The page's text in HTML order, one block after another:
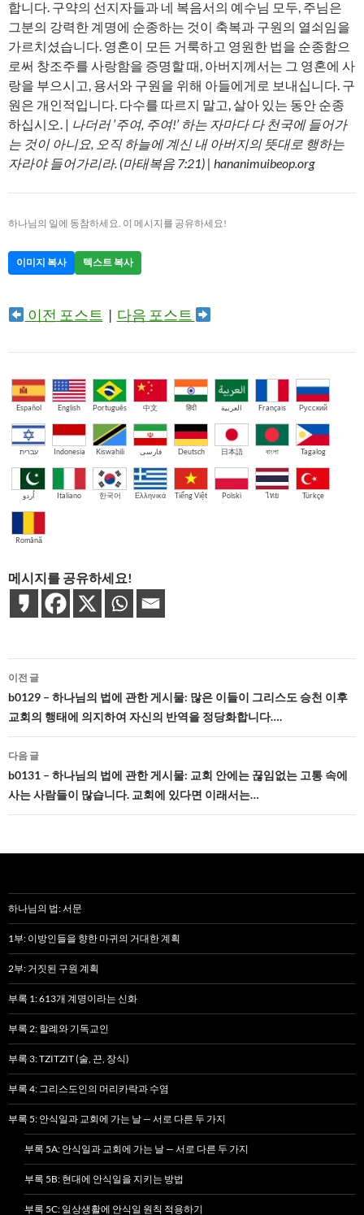
합니다. 구약의 선지자들과 네 복음서의 예수님 모두, 주님은
그분의 강력한 계명에 순종하는 것이 축복과 구원의 열쇠임을
가르치셨습니다. 영혼이 모든 거룩하고 영원한 법을 순종함으
로써 창조주를 사랑함을 증명할 때, 아버지께서는 그 영혼에 사
랑을 부으시고, 용서와 구원을 위해 아들에게로 보내십니다. 구
원은 개인적입니다. 다수를 따르지 말고, 살아 있는 동안 순종
하십시오. | 나더러 ’주여, 주여!’ 하는 자마다 다 천국에 들어가
는 것이 아니요, 오직 하늘에 계신 내 아버지의 뜻대로 행하는
자라야 들어가리라. (마태복음 7:21) | hananimuibeop.org
하나님의 일에 동참하세요. 이 메시지를 공유하세요!
이미지 복사 텍스트 복사
이전 포스트 | 다음 포스트
Español English Português 中文 हिंदी العربية Français Русский
עברית Indonesia Kiswahili فارسی Deutsch 日本語 বাংলা Tagalog
اُردو Italiano 한국어 Ελληνικά Tiếng Việt Polski ไทย Türkçe
Română
메시지를 공유하세요!
글
네
비
게
이
션
이전 글
b0129 – 하나님의 법에 관한 게시물: 많은 이들이 그리스도 승천 이후
교회의 행태에 의지하여 자신의 반역을 정당화합니다….
다음 글
b0131 – 하나님의 법에 관한 게시물: 교회 안에는 끊임없는 고통 속에
사는 사람들이 많습니다. 교회에 있다면 이래서는…
하나님의 법: 서문
1부: 이방인들을 향한 마귀의 거대한 계획
2부: 거짓된 구원 계획
부록 1: 613개 계명이라는 신화
부록 2: 할례와 기독교인
부록 3: TZITZIT (술, 끈, 장식)
부록 4: 그리스도인의 머리카락과 수염
부록 5: 안식일과 교회에 가는 날 — 서로 다른 두 가지
부록 5A: 안식일과 교회에 가는 날 — 서로 다른 두 가지
부록 5B: 현대에 안식일을 지키는 방법
부록 5C: 일상생활에 안식일 원칙 적용하기